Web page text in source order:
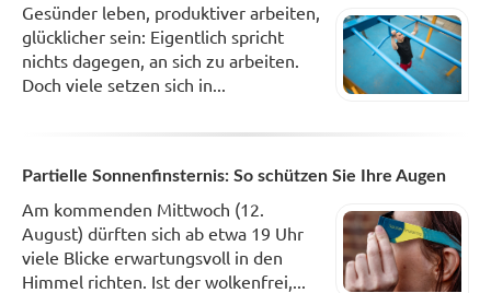
Gesünder leben, produktiver arbeiten,
glücklicher sein: Eigentlich spricht
nichts dagegen, an sich zu arbeiten.
Doch viele setzen sich in...
Partielle Sonnenfinsternis: So schützen Sie Ihre Augen
Am kommenden Mittwoch (12.
August) dürften sich ab etwa 19 Uhr
viele Blicke erwartungsvoll in den
Himmel richten. Ist der wolkenfrei,...